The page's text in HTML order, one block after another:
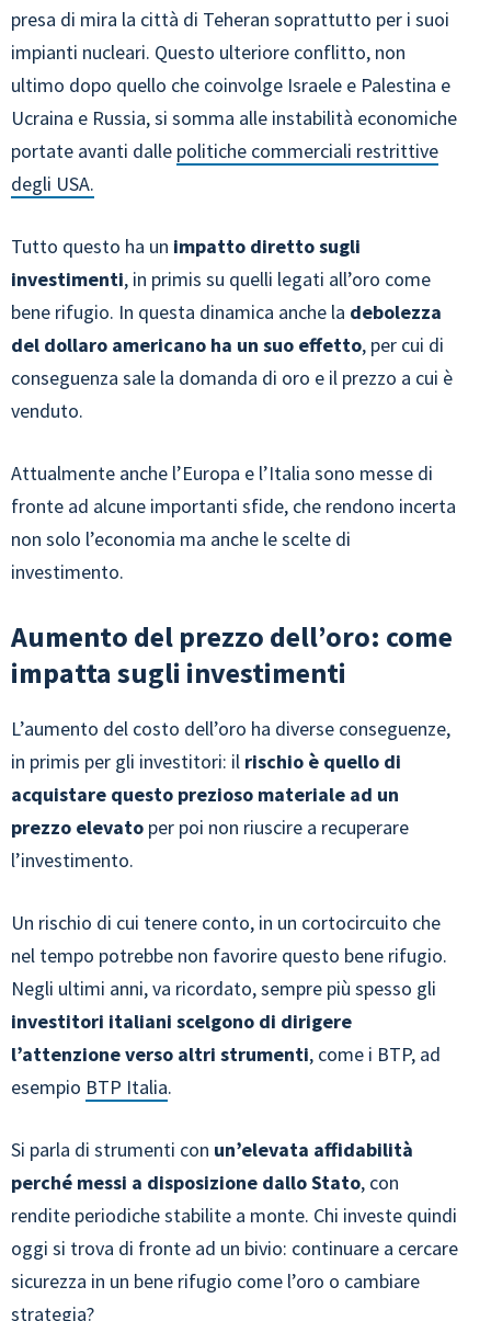
presa di mira la città di Teheran soprattutto per i suoi
impianti nucleari. Questo ulteriore conflitto, non
ultimo dopo quello che coinvolge Israele e Palestina e
Ucraina e Russia, si somma alle instabilità economiche
portate avanti dalle politiche commerciali restrittive
degli USA.
Tutto questo ha un impatto diretto sugli
investimenti, in primis su quelli legati all’oro come
bene rifugio. In questa dinamica anche la debolezza
del dollaro americano ha un suo effetto, per cui di
conseguenza sale la domanda di oro e il prezzo a cui è
venduto.
Attualmente anche l’Europa e l’Italia sono messe di
fronte ad alcune importanti sfide, che rendono incerta
non solo l’economia ma anche le scelte di
investimento.
Aumento del prezzo dell’oro: come
impatta sugli investimenti
L’aumento del costo dell’oro ha diverse conseguenze,
in primis per gli investitori: il rischio è quello di
acquistare questo prezioso materiale ad un
prezzo elevato per poi non riuscire a recuperare
l’investimento.
Un rischio di cui tenere conto, in un cortocircuito che
nel tempo potrebbe non favorire questo bene rifugio.
Negli ultimi anni, va ricordato, sempre più spesso gli
investitori italiani scelgono di dirigere
l’attenzione verso altri strumenti, come i BTP, ad
esempio BTP Italia.
Si parla di strumenti con un’elevata affidabilità
perché messi a disposizione dallo Stato, con
rendite periodiche stabilite a monte. Chi investe quindi
oggi si trova di fronte ad un bivio: continuare a cercare
sicurezza in un bene rifugio come l’oro o cambiare
strategia?